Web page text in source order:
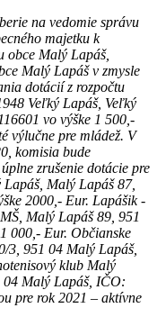
na vedomie správu
majetku k
obce Malý Lapáš,
Malý Lapáš v zmysle
dotácií z rozpočtu
Veľký Lapáš, Veľký
vo výške 1 500,-
výlučne pre mládež. V
komisia bude
zrušenie dotácie pre
Malý Lapáš 87,
2000,- Eur. Lapášik -
Malý Lapáš 89, 951
000,- Eur. Občianske
3, 951 04 Malý Lapáš,
klub Malý
Malý Lapáš, IČO:
pre rok 2021 – aktívne